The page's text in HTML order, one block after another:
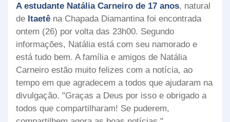
A estudante Natália Carneiro de 17 anos, natural
de Itaetê na Chapada Diamantina foi encontrada
ontem (26) por volta das 23h00. Segundo
informações, Natália está com seu namorado e
está tudo bem. A família e amigos de Natália
Carneiro estão muito felizes com a notícia, ao
tempo em que agradecem a todos que ajudaram na
divulgação. "Graças a Deus por isso e obrigado a
todos que compartilharam! Se puderem,